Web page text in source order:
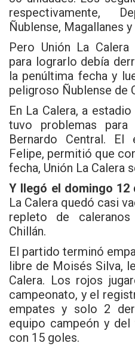
respectivamente,
Ñublense, Magallanes y
Pero Unión La
para lograrlo debía
la penúltima fecha y
peligroso Ñublense de
En La Calera, a
tuvo problemas
Bernardo Central. El
Felipe, permitió que
fecha, Unión La Calera
Y llegó el domingo 12
La Calera quedó casi
repleto de
Chillán.
El partido terminó
libre de Moisés Silva,
Calera. Los rojos
campeonato, y el
empates y solo 2
equipo campeón y
con 15 goles.